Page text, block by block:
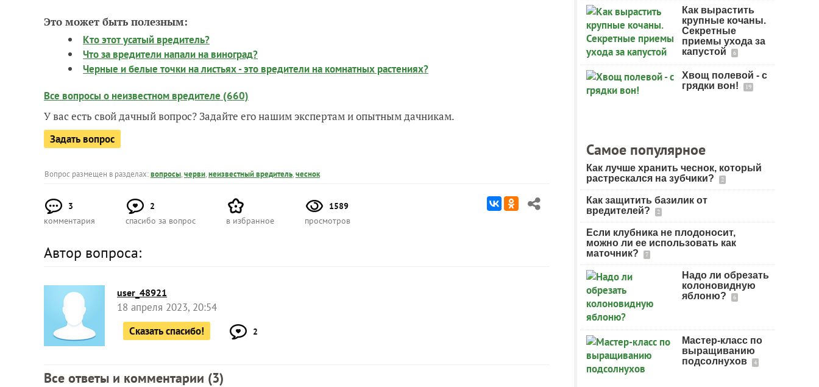
Это может быть полезным:
Кто этот усатый вредитель?
Что за вредители напали на виноград?
Черные и белые точки на листьях - это вредители на комнатных растениях?
Все вопросы о неизвестном вредителе (660)
У вас есть свой дачный вопрос? Задайте его нашим экспертам и опытным дачникам.
Задать вопрос
Вопрос размещен в разделах:вопросы,черви,неизвестный вредитель,чеснок
3
комментария
2
спасибо за вопрос
в избранное
1589
просмотров
Автор вопроса:
user_48921
18 апреля 2023, 20:54
Сказать спасибо!
2
Все ответы и комментарии (3)
Как вырастить
крупные кочаны.
Секретные
приемы ухода за
капустой
6
Хвощ полевой - с
грядки вон!
19
Самое популярное
Как лучше хранить чеснок, который
растрескался на зубчики?
2
Как защитить базилик от
вредителей?
2
Если клубника не плодоносит,
можно ли ее использовать как
маточник?
7
Надо ли обрезать
колоновидную
яблоню?
6
Мастер-класс по
выращиванию
подсолнухов
4